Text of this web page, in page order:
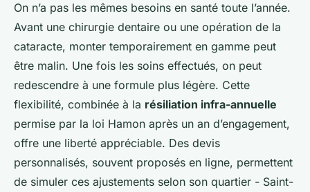
On n’a pas les mêmes besoins en santé toute l’année.
Avant une chirurgie dentaire ou une opération de la
cataracte, monter temporairement en gamme peut
être malin. Une fois les soins effectués, on peut
redescendre à une formule plus légère. Cette
flexibilité, combinée à la résiliation infra-annuelle
permise par la loi Hamon après un an d’engagement,
offre une liberté appréciable. Des devis
personnalisés, souvent proposés en ligne, permettent
de simuler ces ajustements selon son quartier - Saint-